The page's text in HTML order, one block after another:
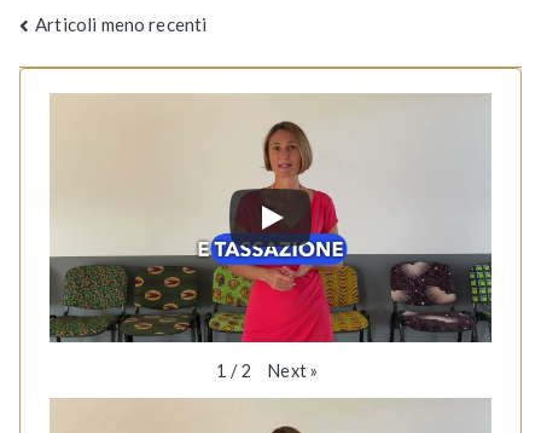
Navigazione
articoli
Articoli meno recenti
1 / 2 Next»